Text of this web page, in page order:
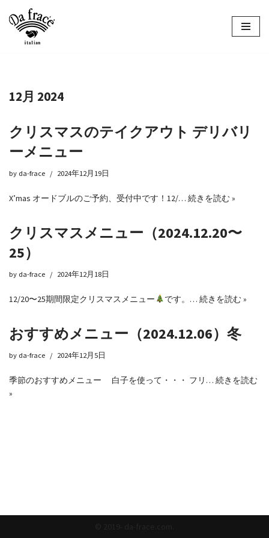
コ
へ
キ
ッ
プ
12月 2024
クリスマスのテイクアウト デリバリ
ーメニュー
by da-frace 2024年12月19日
X’mas オードブルのご予約、受付中です！12/… 続きを読む »
クリスマスメニュー（2024.12.20〜
25）
by da-frace 2024年12月18日
12/20〜25期間限定クリスマスメニュー です。… 続きを読む »
おすすめメニュー（2024.12.06）冬
by da-frace 2024年12月5日
季節のおすすめメニュー 白子を使って・・・ フリ… 続きを読む
»